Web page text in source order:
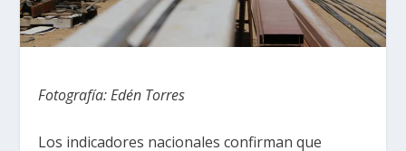
Fotografía: Edén Torres
Los indicadores nacionales confirman que